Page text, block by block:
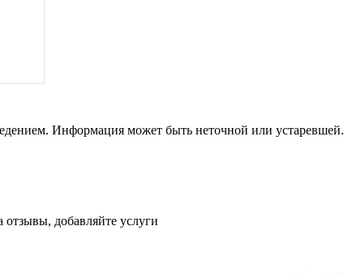
Информация может быть неточной или устаревшей.
отзывы, добавляйте услуги